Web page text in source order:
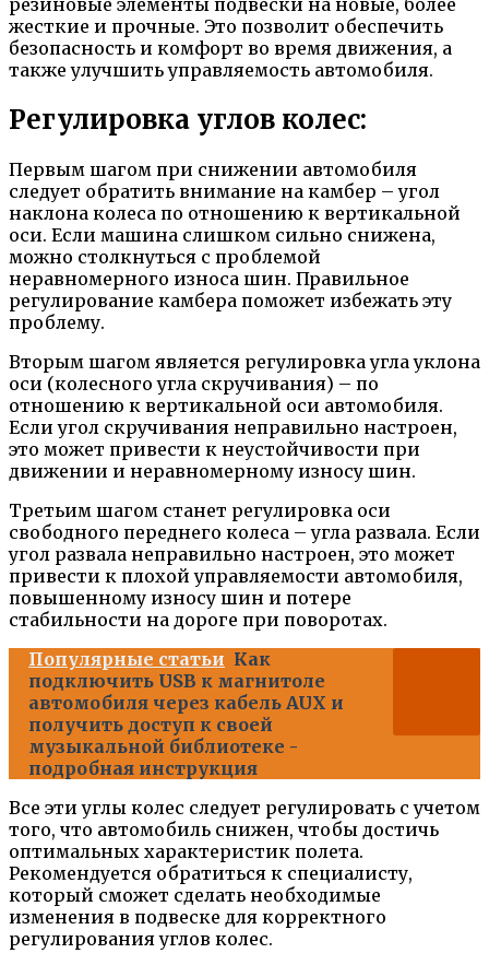
жесткие и прочные. Это позволит обеспечить
безопасность и комфорт во время движения, а
также улучшить управляемость автомобиля.
Регулировка углов колес:
Первым шагом при снижении автомобиля
следует обратить внимание на камбер – угол
наклона колеса по отношению к вертикальной
оси. Если машина слишком сильно снижена,
можно столкнуться с проблемой
неравномерного износа шин. Правильное
регулирование камбера поможет избежать эту
проблему.
Вторым шагом является регулировка угла уклона
оси (колесного угла скручивания) – по
отношению к вертикальной оси автомобиля.
Если угол скручивания неправильно настроен,
это может привести к неустойчивости при
движении и неравномерному износу шин.
Третьим шагом станет регулировка оси
свободного переднего колеса – угла развала. Если
угол развала неправильно настроен, это может
привести к плохой управляемости автомобиля,
повышенному износу шин и потере
стабильности на дороге при поворотах.
Популярные статьи Как
подключить USB к магнитоле
автомобиля через кабель AUX и
получить доступ к своей
музыкальной библиотеке -
подробная инструкция
Все эти углы колес следует регулировать с учетом
того, что автомобиль снижен, чтобы достичь
оптимальных характеристик полета.
Рекомендуется обратиться к специалисту,
который сможет сделать необходимые
изменения в подвеске для корректного
регулирования углов колес.